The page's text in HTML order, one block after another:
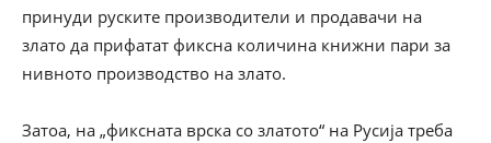
принуди руските производители и продавачи на
злато да прифатат фиксна количина книжни пари за
нивното производство на злато.
Затоа, на „фиксната врска со златото“ на Русија треба